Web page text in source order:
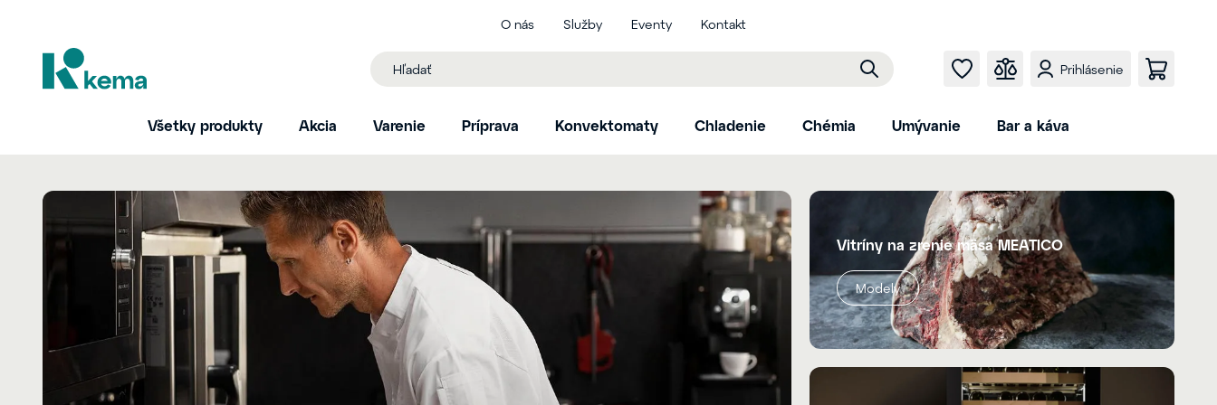
O nás Služby Eventy Kontakt
Prihlásenie
Všetky produkty Akcia Varenie Príprava Konvektomaty Chladenie Chémia Umývanie Bar a káva
Vitríny na zrenie mäsa MEATICO
Modely